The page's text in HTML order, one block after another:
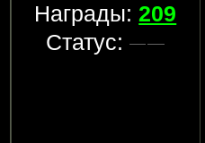
Награды:209
Статус: